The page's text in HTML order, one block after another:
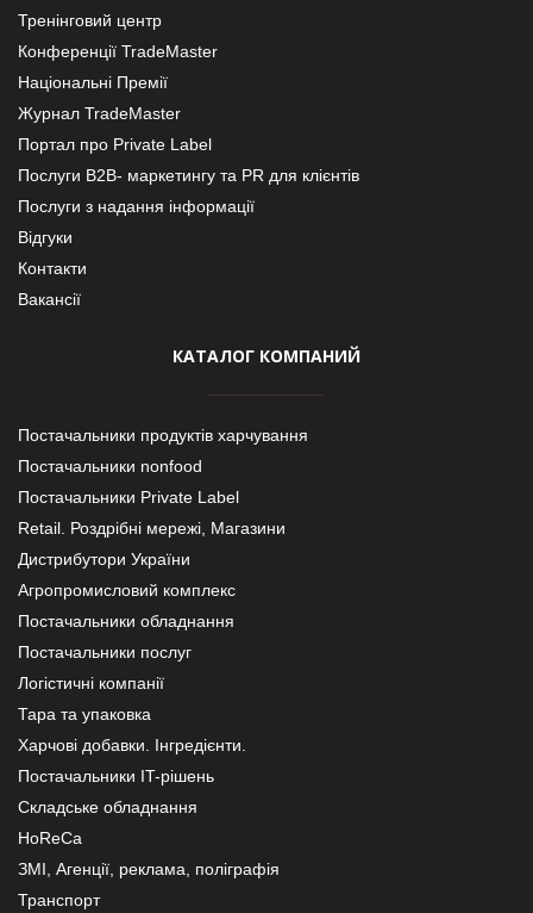
Тренінговий центр
Конференції TradeMaster
Національні Премії
Журнал TradeMaster
Портал про Private Label
Послуги В2В- маркетингу та PR для клієнтів
Послуги з надання інформації
Відгуки
Контакти
Вакансії
КАТАЛОГ КОМПАНИЙ
Постачальники продуктів харчування
Постачальники nonfood
Постачальники Private Label
Retail. Роздрібні мережі, Магазини
Дистрибутори України
Агропромисловий комплекс
Постачальники обладнання
Постачальники послуг
Логістичні компанії
Тара та упаковка
Харчові добавки. Інгредієнти.
Постачальники IT-рішень
Складське обладнання
HoReCa
ЗМІ, Агенції, реклама, поліграфія
Транспорт